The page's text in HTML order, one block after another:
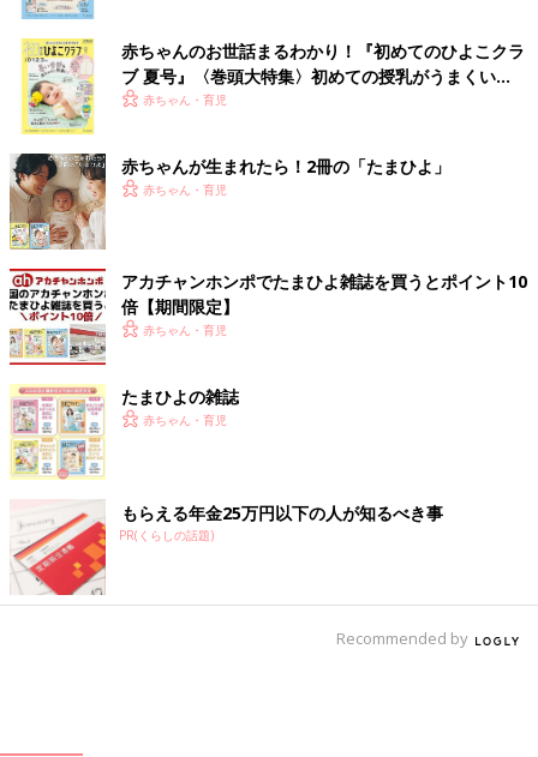
赤ちゃんのお世話まるわかり！『初めてのひよこクラ
ブ 夏号』〈巻頭大特集〉初めての授乳がうまくい
く！ おっぱい・ミルクの基本と夏のトラブル 解決テ
赤ちゃん・育児
赤ちゃんが生まれたら！2冊の「たまひよ」
赤ちゃん・育児
アカチャンホンポでたまひよ雑誌を買うとポイント10
倍【期間限定】
赤ちゃん・育児
たまひよの雑誌
赤ちゃん・育児
もらえる年金25万円以下の人が知るべき事
PR(くらしの話題)
Recommended by